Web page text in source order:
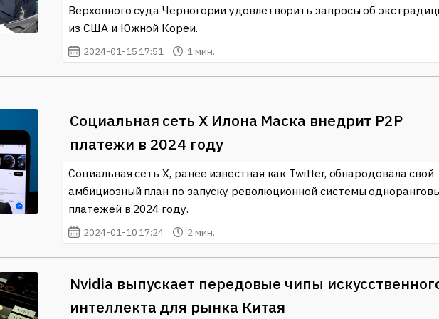
Верховного суда Черногории удовлетворить запросы об
из США и Южной Кореи.
2024-01-15 17:51 1 мин.
Социальная сеть X Илона Маска внедрит P2P
платежи в 2024 году
Социальная сеть X, ранее известная как Twitter, обнародовала свой
амбициозный план по запуску революционной системы
платежей в 2024 году.
2024-01-10 17:24 2 мин.
Nvidia выпускает передовые чипы
интеллекта для рынка Китая